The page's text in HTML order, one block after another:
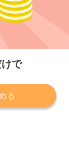
で
る
会社